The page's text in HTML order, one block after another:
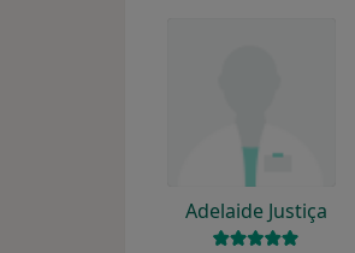
Adelaide Justiça